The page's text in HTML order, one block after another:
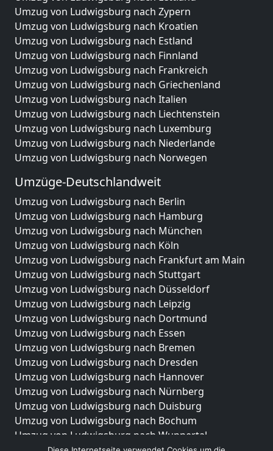
Umzug von Ludwigsburg nach Zypern
Umzug von Ludwigsburg nach Kroatien
Umzug von Ludwigsburg nach Estland
Umzug von Ludwigsburg nach Finnland
Umzug von Ludwigsburg nach Frankreich
Umzug von Ludwigsburg nach Griechenland
Umzug von Ludwigsburg nach Italien
Umzug von Ludwigsburg nach Liechtenstein
Umzug von Ludwigsburg nach Luxemburg
Umzug von Ludwigsburg nach Niederlande
Umzug von Ludwigsburg nach Norwegen
Umzüge-Deutschlandweit
Umzug von Ludwigsburg nach Berlin
Umzug von Ludwigsburg nach Hamburg
Umzug von Ludwigsburg nach München
Umzug von Ludwigsburg nach Köln
Umzug von Ludwigsburg nach Frankfurt am Main
Umzug von Ludwigsburg nach Stuttgart
Umzug von Ludwigsburg nach Düsseldorf
Umzug von Ludwigsburg nach Leipzig
Umzug von Ludwigsburg nach Dortmund
Umzug von Ludwigsburg nach Essen
Umzug von Ludwigsburg nach Bremen
Umzug von Ludwigsburg nach Dresden
Umzug von Ludwigsburg nach Hannover
Umzug von Ludwigsburg nach Nürnberg
Umzug von Ludwigsburg nach Duisburg
Umzug von Ludwigsburg nach Bochum
Umzug von Ludwigsburg nach Wuppertal